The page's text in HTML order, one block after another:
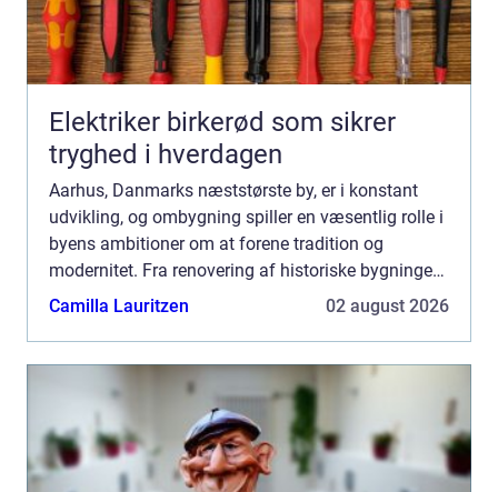
Elektriker birkerød som sikrer
tryghed i hverdagen
Aarhus, Danmarks næststørste by, er i konstant
udvikling, og ombygning spiller en væsentlig rolle i
byens ambitioner om at forene tradition og
modernitet. Fra renovering af historiske bygninger
til nye, banebrydende byggerier, skab...
Camilla Lauritzen 02 august 2026